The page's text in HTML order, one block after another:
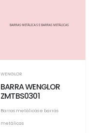
WENGLOR
BARRA WENGLOR
ZMTBS0301
Barras metálicas e barras
metálicas